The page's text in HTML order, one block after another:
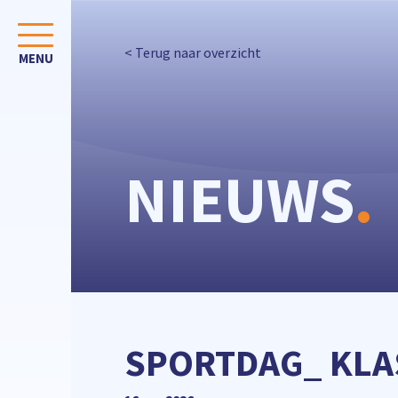
< Terug naar overzicht
NIEUWS.
SPORTDAG_